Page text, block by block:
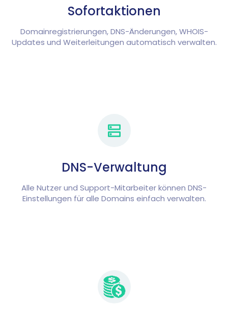
Sofortaktionen
Domainregistrierungen, DNS-Änderungen, WHOIS-
Updates und Weiterleitungen automatisch verwalten.
DNS-Verwaltung
Alle Nutzer und Support-Mitarbeiter können DNS-
Einstellungen für alle Domains einfach verwalten.